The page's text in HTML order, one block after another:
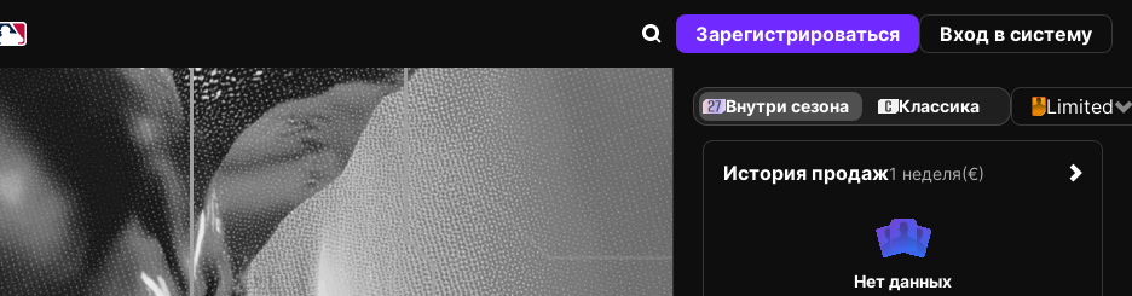
Зарегистрироваться Вход в систему
Внутри сезона Классика Limited
История продаж1 неделя(€)
Нет данных